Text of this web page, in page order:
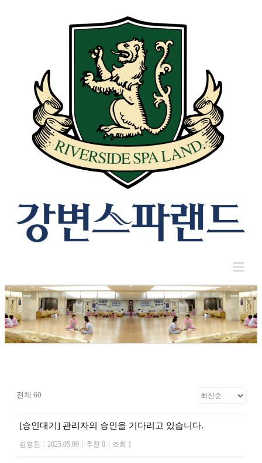
전체 60
[승인대기] 관리자의 승인을 기다리고 있습니다.
김영찬 2025.05.09 추천 0 조회 1